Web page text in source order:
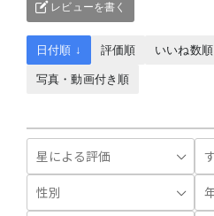
レビューを書く
日付順 ↓ 評価順 いいね数順
写真・動画付き順